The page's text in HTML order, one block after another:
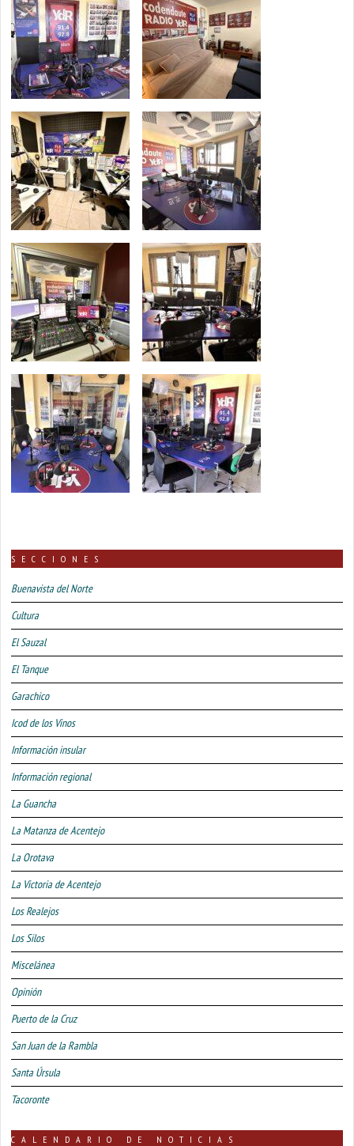
SECCIONES
Buenavista del Norte
Cultura
El Sauzal
El Tanque
Garachico
Icod de los Vinos
Información insular
Información regional
La Guancha
La Matanza de Acentejo
La Orotava
La Victoria de Acentejo
Los Realejos
Los Silos
Miscelánea
Opinión
Puerto de la Cruz
San Juan de la Rambla
Santa Úrsula
Tacoronte
CALENDARIO DE NOTICIAS